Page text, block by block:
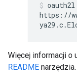
https://
Więcej informacji o
README narzędzia.